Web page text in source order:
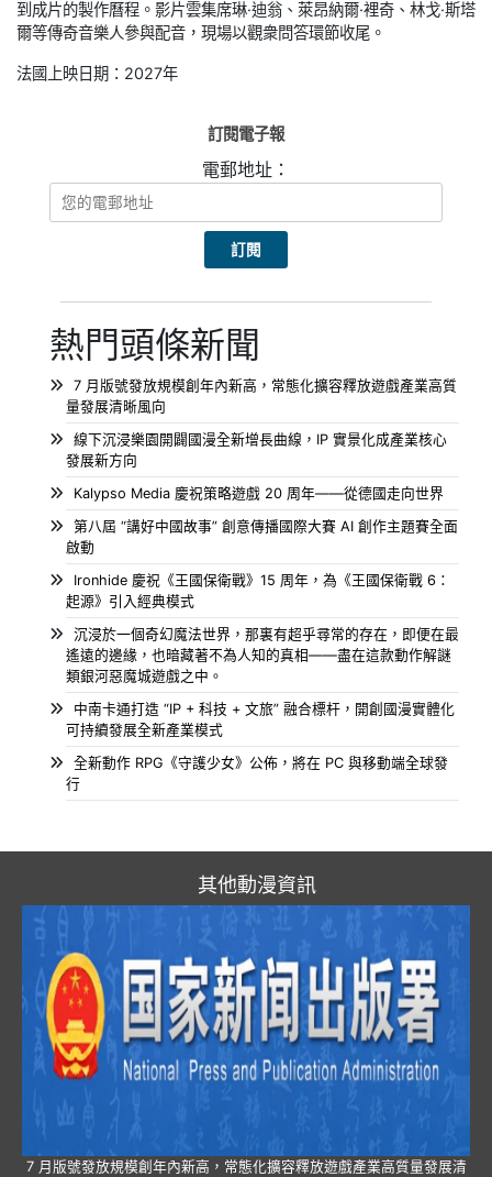
到成片的製作曆程。影片雲集席琳·迪翁、萊昂納爾·裡奇、林戈·斯塔
爾等傳奇音樂人參與配音，現場以觀衆問答環節收尾。
法國上映日期：2027年
訂閱電子報
電郵地址：
熱門頭條新聞
7 月版號發放規模創年內新高，常態化擴容釋放遊戲產業高質
量發展清晰風向
線下沉浸樂園開闢國漫全新增長曲線，IP 實景化成產業核心
發展新方向
Kalypso Media 慶祝策略遊戲 20 周年——從德國走向世界
第八屆 “講好中國故事” 創意傳播國際大賽 AI 創作主題賽全面
啟動
Ironhide 慶祝《王國保衛戰》15 周年，為《王國保衛戰 6：
起源》引入經典模式
沉浸於一個奇幻魔法世界，那裏有超乎尋常的存在，即便在最
遙遠的邊緣，也暗藏著不為人知的真相——盡在這款動作解謎
類銀河惡魔城遊戲之中。
中南卡通打造 “IP + 科技 + 文旅” 融合標杆，開創國漫實體化
可持續發展全新產業模式
全新動作 RPG《守護少女》公佈，將在 PC 與移動端全球發
行
其他動漫資訊
7 月版號發放規模創年內新高，常態化擴容釋放遊戲產業高質量發展清